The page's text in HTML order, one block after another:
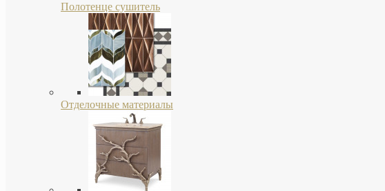
Полотенце сушитель
Отделочные материалы